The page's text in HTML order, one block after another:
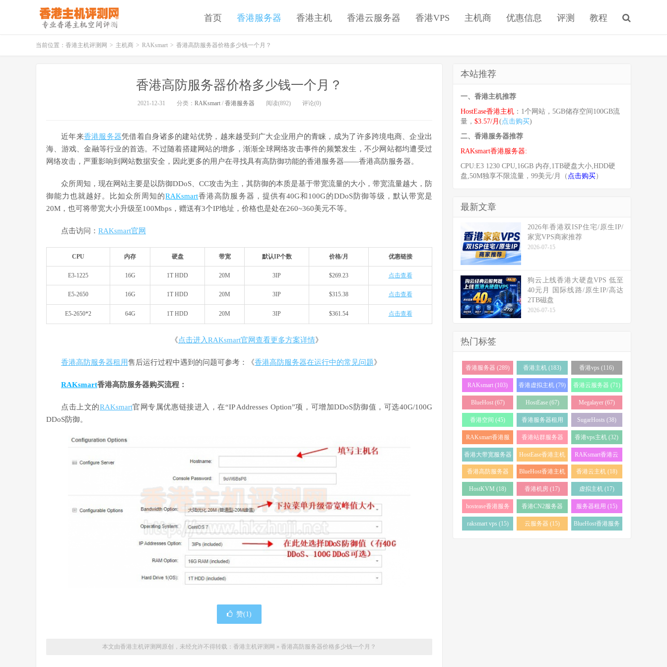
首页 香港服务器 香港主机 香港云服务器 香港VPS 主机商 优惠信息 评测 教程
当前位置： 香港主机评测网 > 主机商 > RAKsmart > 香港高防服务器价格多少钱一个月？
香港高防服务器价格多少钱一个月？
2021-12-31 分类： RAKsmart / 香港服务器 阅读(892) 评论(0)
近年来香港服务器凭借着自身诸多的建站优势，越来越受到广大企业用户的青睐，成为了许多跨境电商、企业出
海、游戏、金融等行业的首选。不过随着搭建网站的增多，渐渐全球网络攻击事件的频繁发生，不少网站都均遭受过
网络攻击，严重影响到网站数据安全，因此更多的用户在寻找具有高防御功能的香港服务器——香港高防服务器。
众所周知，现在网站主要是以防御DDoS、CC攻击为主，其防御的本质是基于带宽流量的大小，带宽流量越大，防
御能力也就越好。比如众所周知的RAKsmart香港高防服务器，提供有40G和100G的DDoS防御等级，默认带宽是
20M，也可将带宽大小升级至100Mbps，赠送有3个IP地址，价格也是处在260~360美元不等。
点击访问： RAKsmart官网
CPU 内存 硬盘 带宽 默认IP个数 价格/月 优惠链接
E3-1225 16G 1T HDD 20M 3IP $269.23 点击查看
E5-2650 16G 1T HDD 20M 3IP $315.38 点击查看
E5-2650*2 64G 1T HDD 20M 3IP $361.54 点击查看
《点击进入RAKsmart官网查看更多方案详情》
香港高防服务器租用售后运行过程中遇到的问题可参考：《香港高防服务器在运行中的常见问题》
RAKsmart香港高防服务器购买流程：
点击上文的RAKsmart官网专属优惠链接进入，在“IP Addresses Option”项，可增加DDoS防御值，可选40G/100G
DDoS防御。
赞(1)
本文由香港主机评测网原创，未经允许不得转载： 香港主机评测网 » 香港高防服务器价格多少钱一个月？
本站推荐
一、香港主机推荐
HostEase香港主机 ：1个网站，5GB储存空间100GB流
量， $3.57/月 ( 点击购买)
二、香港服务器推荐
RAKsmart香港服务器:
CPU:E3 1230 CPU,16GB 内存,1TB硬盘大小,HDD硬
盘,50M独享不限流量，99美元/月（ 点击购买）
最新文章
2026年香港双ISP住宅/原生IP/
家宽VPS商家推荐
2026-07-15
狗云上线香港大硬盘VPS 低至
40元月 国际线路/原生IP/高达
2TB磁盘
2026-07-15
热门标签
香港服务器 (289) 香港主机 (183) 香港vps (116)
RAKsmart (103) 香港虚拟主机 (79) 香港云服务器 (71)
BlueHost (67) HostEase (67) Megalayer (67)
香港空间 (45)
香港服务器租用
(43)
SugarHosts (38)
RAKsmart香港服
务器 (38)
香港站群服务器
(34)
香港vps主机 (32)
香港大带宽服务器
(32)
HostEase香港主机
(28)
RAKsmart香港云
服务器 (23)
香港高防服务器
(22)
BlueHost香港主机
(21)
香港云主机 (18)
HostKVM (18) 香港机房 (17) 虚拟主机 (17)
hostease香港服务
器 (17)
香港CN2服务器
(17)
服务器租用 (15)
raksmart vps (15) 云服务器 (15)
BlueHost香港服务